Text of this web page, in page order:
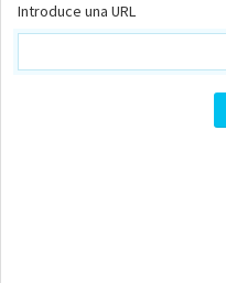
Introduce una URL